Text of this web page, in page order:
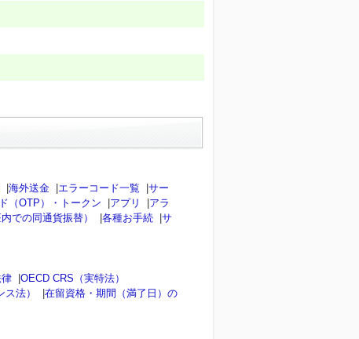
|海外送金 |エラーコード一覧 |サー
（OTP）・トークン |アプリ |アラ
での同通貨振替） |各種お手続 |サ
|OECD CRS（実特法）
法） |在留資格・期間（満了日）の